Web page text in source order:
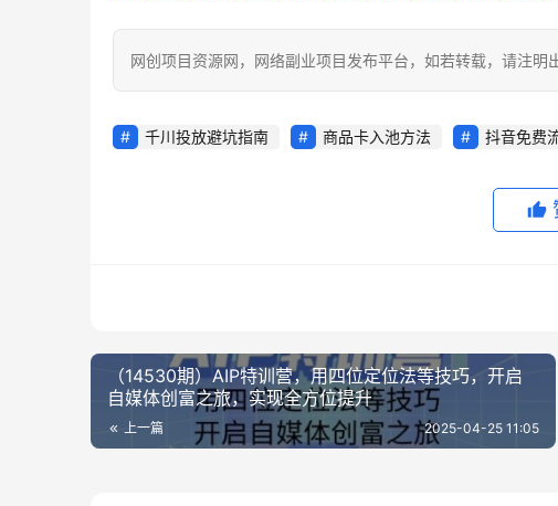
网创项目资源网，网络副业项目发布平台，如若转载，请注
千川投放避坑指南 商品卡入池方法 抖音免费
（14530期）AIP特训营，用四位定位法等技巧，开启
自媒体创富之旅，实现全方位提升
上一篇 2025-04-25 11:05